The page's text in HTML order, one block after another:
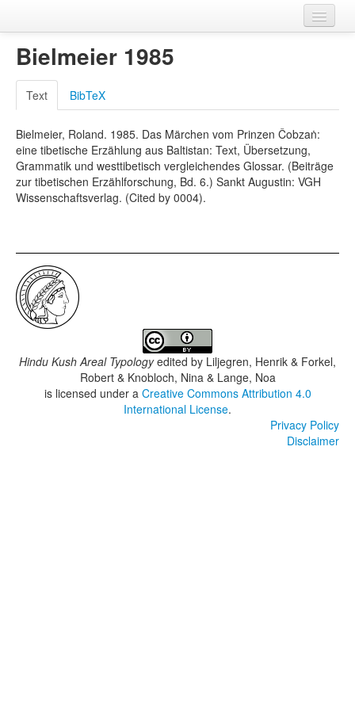
Features
Wordlist
References
About
Bielmeier 1985
Text BibTeX
Bielmeier, Roland. 1985. Das Märchen vom Prinzen Čobzaṅ:
eine tibetische Erzählung aus Baltistan: Text, Übersetzung,
Grammatik und westtibetisch vergleichendes Glossar. (Beiträge
zur tibetischen Erzählforschung, Bd. 6.) Sankt Augustin: VGH
Wissenschaftsverlag. (Cited by 0004).
Hindu Kush Areal Typologyedited by Liljegren, Henrik & Forkel,
Robert & Knobloch, Nina & Lange, Noa
is licensed under a Creative Commons Attribution 4.0
International License.
Privacy Policy
Disclaimer